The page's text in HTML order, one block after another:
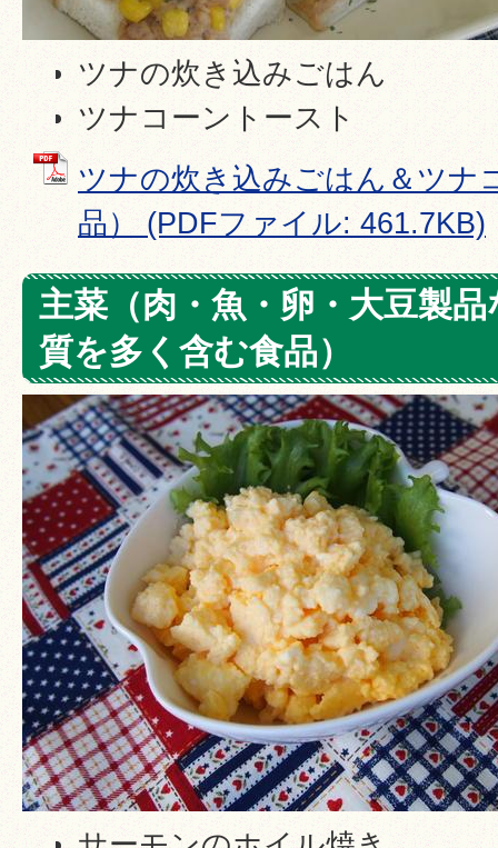
ツナの炊き込みごはん
ツナコーントースト
ツナの炊き込みごはん＆ツナ
品） (PDFファイル: 461.7KB)
主菜（肉・魚・卵・大豆製
質を多く含む食品）